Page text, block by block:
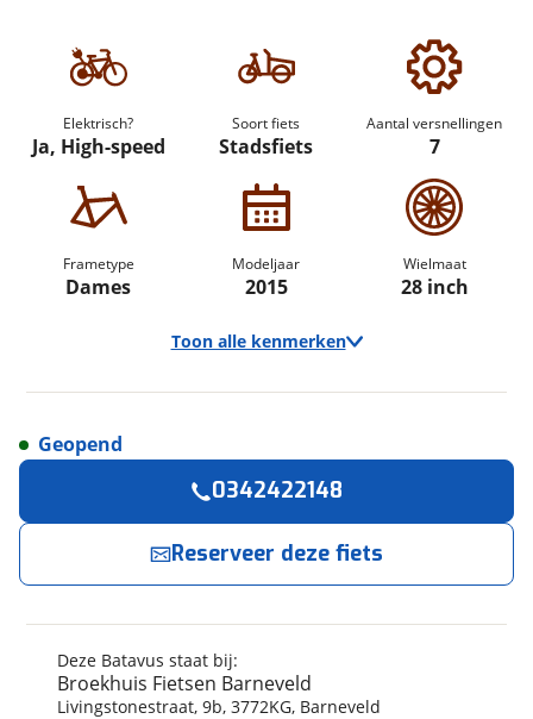
Elektrisch?
Ja, High-speed
Soort fiets
Stadsfiets
Aantal versnellingen
7
Frametype
Dames
Modeljaar
2015
Wielmaat
28 inch
Toon alle kenmerken
Monaco E-go®
Kenteken
accu getest jan.2026
Modeljaar
Soort fiets
Stadsfiets
Deze Batavus staat bij:
Broekhuis Fietsen Barneveld
Livingstonestraat, 9b, 3772KG, Barneveld
Geopend
0342422148
Reserveer deze fiets
Reserveernu!
Broekhuis Fietsen Barneveld neemt snel
contact met je op.
Naam